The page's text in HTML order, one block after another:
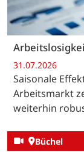
31.07.2026
Saisonale
Arbeitsmarkt
weiterhin
Büchel